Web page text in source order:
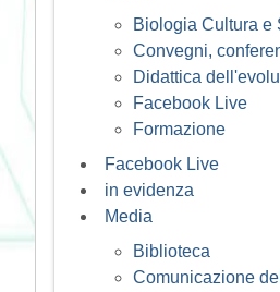
Biologia Cultura e
Convegni,
Didattica
Facebook Live
Formazione
Facebook Live
in evidenza
Media
Biblioteca
Comunicazione